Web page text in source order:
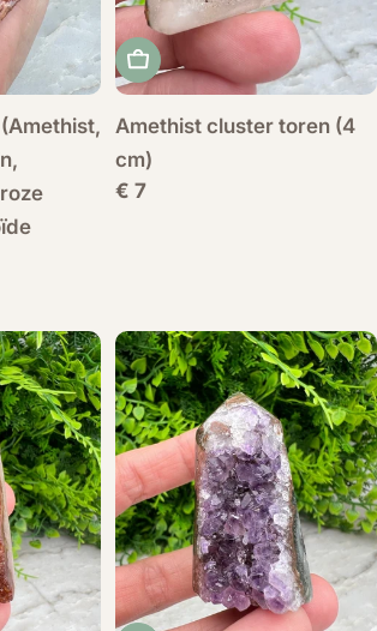
Voeg toe aan
Amethist cluster toren (4
cm)
Normale
€ 7